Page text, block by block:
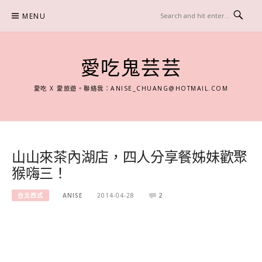
content
MENU
愛吃鬼芸芸
愛吃 X 愛旅遊。聯絡我：ANISE_CHUANG@HOTMAIL.COM
山山來茶內湖店，四人分享餐姊妹歡聚
猴嗨三！
台北西式 ANISE 2014-04-28 2